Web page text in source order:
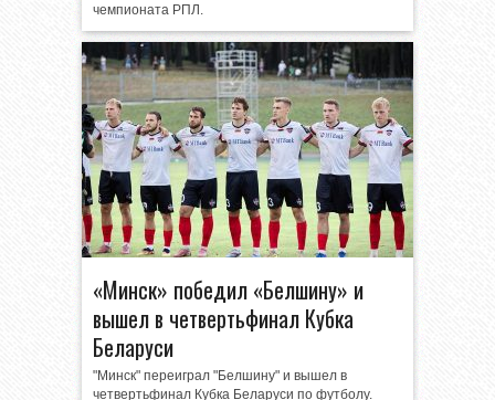
чемпионата РПЛ.
«Минск» победил «Белшину» и
вышел в четвертьфинал Кубка
Беларуси
"Минск" переиграл "Белшину" и вышел в
четвертьфинал Кубка Беларуси по футболу.